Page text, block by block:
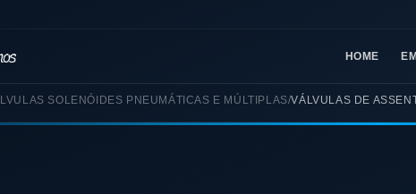
HOME
SOLENÓIDES PNEUMÁTICAS E MÚLTIPLAS/VÁLVULAS DE